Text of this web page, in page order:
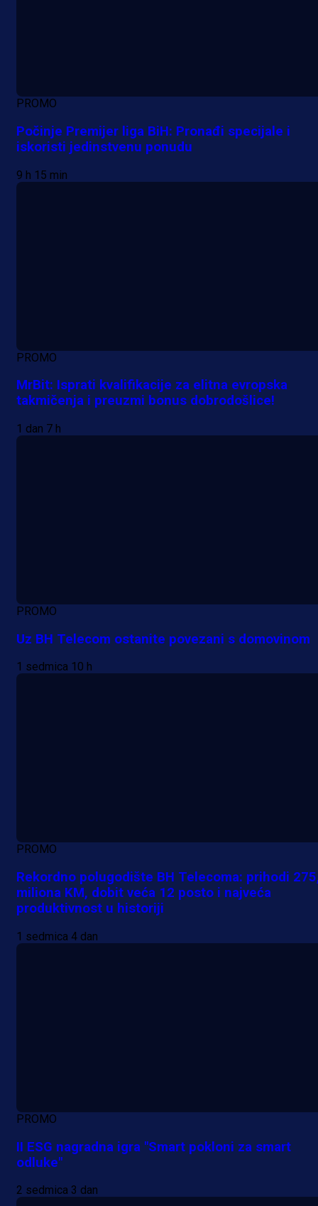
PROMO
Počinje Premijer liga BiH: Pronađi specijale i
iskoristi jedinstvenu ponudu
9 h 15 min
PROMO
MrBit: Isprati kvalifikacije za elitna evropska
takmičenja i preuzmi bonus dobrodošlice!
1 dan 7 h
PROMO
Uz BH Telecom ostanite povezani s domovinom
1 sedmica 10 h
PROMO
Rekordno polugodište BH Telecoma: prihodi
miliona KM, dobit veća 12 posto i najveća
produktivnost u historiji
1 sedmica 4 dan
PROMO
II ESG nagradna igra "Smart pokloni za smart
odluke"
2 sedmica 3 dan